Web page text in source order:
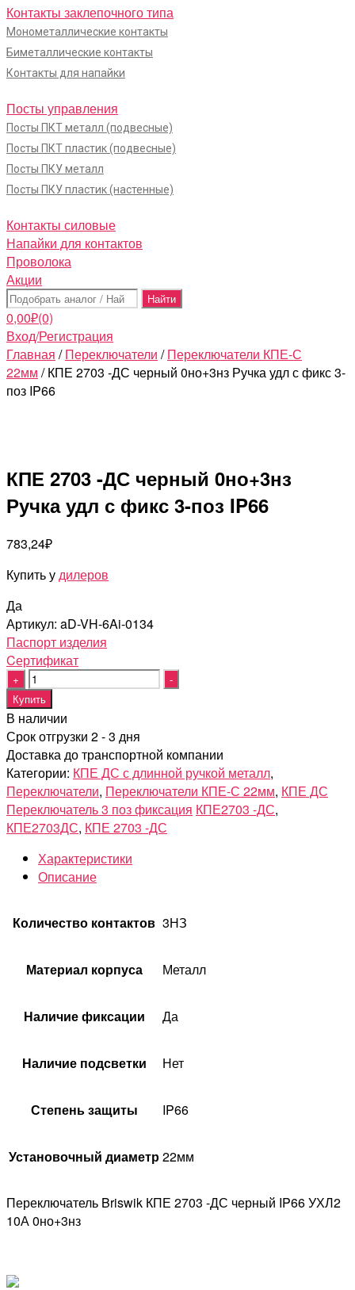
Контакты заклепочного типа
Монометаллические контакты
Биметаллические контакты
Контакты для напайки
Посты управления
Посты ПКТ металл (подвесные)
Посты ПКТ пластик (подвесные)
Посты ПКУ металл
Посты ПКУ пластик (настенные)
Контакты силовые
Напайки для контактов
Проволока
Акции
Поиск:
0,00₽(0)
Вход/Регистрация
Главная /Переключатели /Переключатели КПЕ-С
22мм / КПЕ 2703 -ДС черный 0но+3нз Ручка удл с фикс 3-
поз IP66
КПЕ 2703 -ДС черный 0но+3нз
Ручка удл с фикс 3-поз IP66
783,24₽
Купить удилеров
Да
Артикул: aD-VH-6Ai-0134
Паспорт изделия
Cертификат
Quantity
Купить
В наличии
Срок отгрузки 2 - 3 дня
Доставка до транспортной компании
Категории: КПЕ ДС с длинной ручкой металл,
Переключатели, Переключатели КПЕ-С 22мм, КПЕ ДС
Переключатель 3 поз фиксация КПЕ2703 -ДС,
КПЕ2703ДС, КПЕ 2703 -ДС
Характеристики
Описание
Количество контактов 3НЗ
Материал корпуса Металл
Наличие фиксации Да
Наличие подсветки Нет
Степень защиты IP66
Установочный диаметр22мм
Переключатель Briswik КПЕ 2703 -ДС черный IP66 УХЛ2
10А 0но+3нз